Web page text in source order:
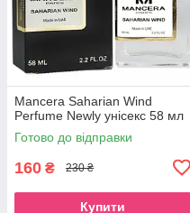
Mancera Saharian Wind
Perfume Newly унісекс 58 мл
Готово до відправки
160 ₴ 230 ₴
Купити